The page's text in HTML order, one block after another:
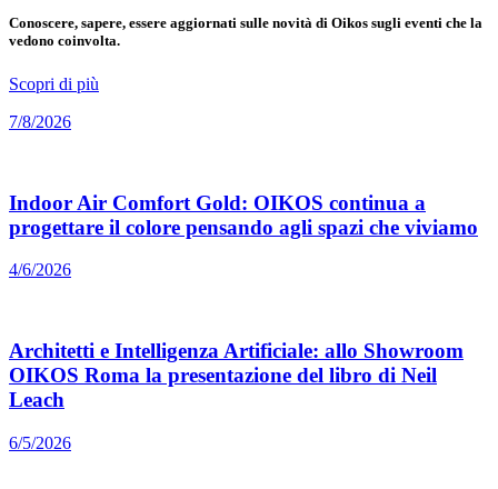
Conoscere, sapere, essere aggiornati sulle novità di Oikos sugli eventi che la
vedono coinvolta.
Scopri di più
7/8/2026
Indoor Air Comfort Gold: OIKOS continua a
progettare il colore pensando agli spazi che viviamo
4/6/2026
Architetti e Intelligenza Artificiale: allo Showroom
OIKOS Roma la presentazione del libro di Neil
Leach
6/5/2026